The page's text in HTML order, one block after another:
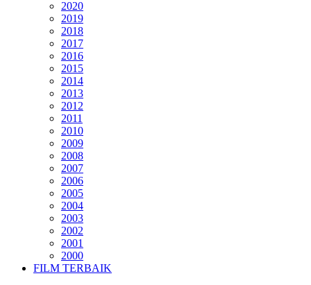
2020
2019
2018
2017
2016
2015
2014
2013
2012
2011
2010
2009
2008
2007
2006
2005
2004
2003
2002
2001
2000
FILM TERBAIK